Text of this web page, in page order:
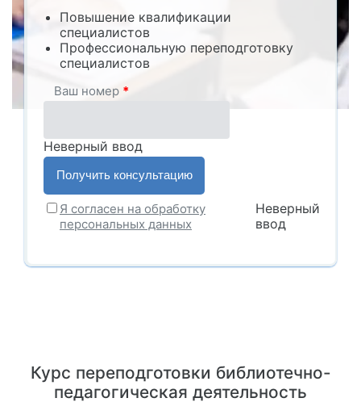
Повышение квалификации
специалистов
Профессиональную переподготовку
специалистов
Ваш номер *
Неверный ввод
Я согласен на обработку
персональных данных
Неверный
ввод
Курс переподготовки библиотечно-
педагогическая деятельность